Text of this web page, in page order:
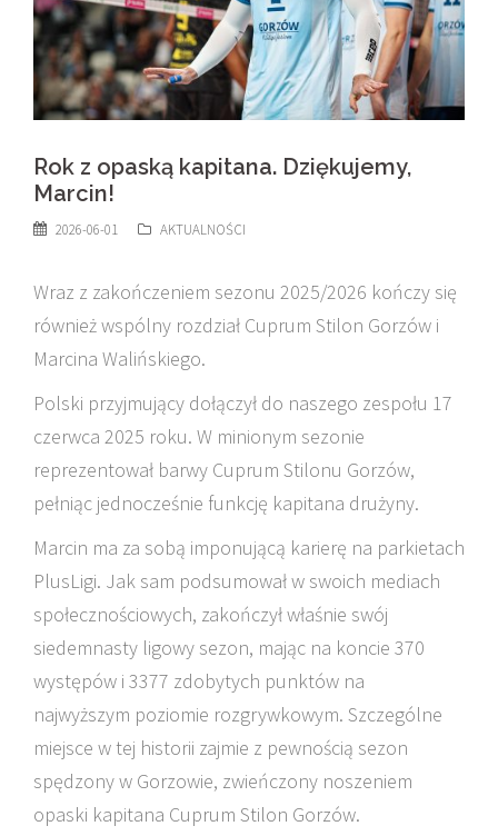
Rok z opaską kapitana. Dziękujemy,
Marcin!
2026-06-01 AKTUALNOŚCI
Wraz z zakończeniem sezonu 2025/2026 kończy się
również wspólny rozdział Cuprum Stilon Gorzów i
Marcina Walińskiego.
Polski przyjmujący dołączył do naszego zespołu 17
czerwca 2025 roku. W minionym sezonie
reprezentował barwy Cuprum Stilonu Gorzów,
pełniąc jednocześnie funkcję kapitana drużyny.
Marcin ma za sobą imponującą karierę na parkietach
PlusLigi. Jak sam podsumował w swoich mediach
społecznościowych, zakończył właśnie swój
siedemnasty ligowy sezon, mając na koncie 370
występów i 3377 zdobytych punktów na
najwyższym poziomie rozgrywkowym. Szczególne
miejsce w tej historii zajmie z pewnością sezon
spędzony w Gorzowie, zwieńczony noszeniem
opaski kapitana Cuprum Stilon Gorzów.